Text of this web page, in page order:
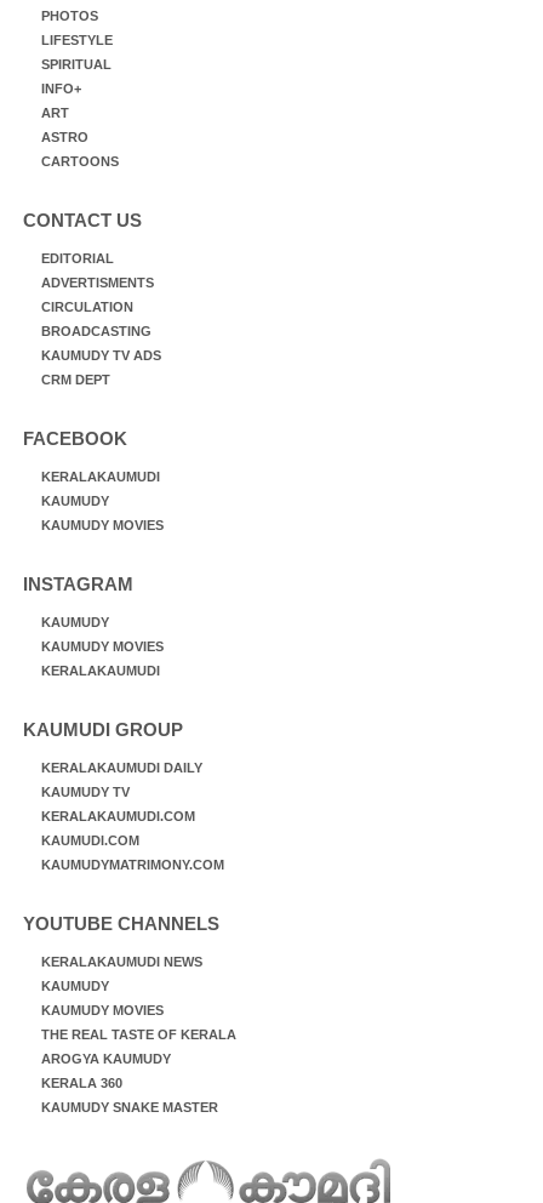
PHOTOS
LIFESTYLE
SPIRITUAL
INFO+
ART
ASTRO
CARTOONS
CONTACT US
EDITORIAL
ADVERTISMENTS
CIRCULATION
BROADCASTING
KAUMUDY TV ADS
CRM DEPT
FACEBOOK
KERALAKAUMUDI
KAUMUDY
KAUMUDY MOVIES
INSTAGRAM
KAUMUDY
KAUMUDY MOVIES
KERALAKAUMUDI
KAUMUDI GROUP
KERALAKAUMUDI DAILY
KAUMUDY TV
KERALAKAUMUDI.COM
KAUMUDI.COM
KAUMUDYMATRIMONY.COM
YOUTUBE CHANNELS
KERALAKAUMUDI NEWS
KAUMUDY
KAUMUDY MOVIES
THE REAL TASTE OF KERALA
AROGYA KAUMUDY
KERALA 360
KAUMUDY SNAKE MASTER